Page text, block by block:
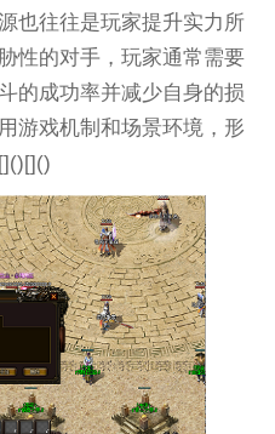
也往往是玩家提升实力所
性的对手，玩家通常需要
的成功率并减少自身的损
游戏机制和场景环境，形